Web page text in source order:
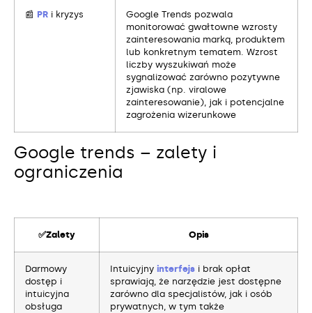
📰 PR i kryzys
Google Trends pozwala
monitorować gwałtowne wzrosty
zainteresowania marką, produktem
lub konkretnym tematem. Wzrost
liczby wyszukiwań może
sygnalizować zarówno pozytywne
zjawiska (np. viralowe
zainteresowanie), jak i potencjalne
zagrożenia wizerunkowe
Google trends – zalety i
ograniczenia
✅Zalety Opis
Darmowy
dostęp i
intuicyjna
obsługa
Intuicyjny interfejs i brak opłat
sprawiają, że narzędzie jest dostępne
zarówno dla specjalistów, jak i osób
prywatnych, w tym także